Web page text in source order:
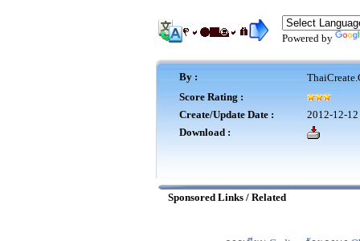
Powered by
By :
Score Rating :
Create/Update Date :
2012-12-
Download :
Sponsored Links / Related